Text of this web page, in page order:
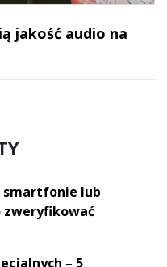
jakość audio na
smartfonie lub
zweryfikować
– 5